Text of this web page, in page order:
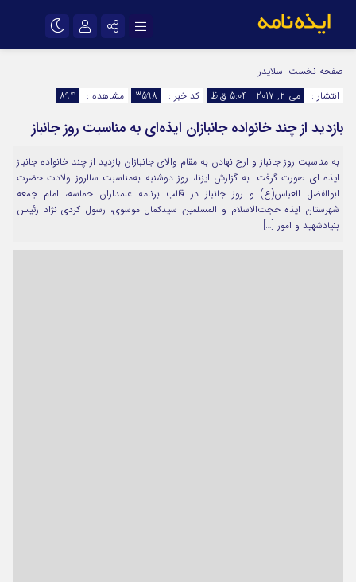
اینستاگرام
سروش
ایتا
آپارات
اپلیکیشن رمز عبور
مرا به خاطر بسپار
صفحه نخست اسلایدر
انتشار :
می 2, 2017 - 5:04 ق.ظ کد خبر : 3598 مشاهده : 894
بازدید از چند خانواده جانبازان ایذه‌ای به مناسبت روز جانباز
به مناسبت روز جانباز و ارج نهادن به مقام والای جانبازان بازدید از چند خانواده جانباز
ایذه ای صورت گرفت. به گزارش ایزنا، روز دوشنبه به‌مناسبت سالروز ولادت حضرت
ابوالفضل العباس(ع) و روز جانباز در قالب برنامه علمداران حماسه، امام جمعه
شهرستان ایذه حجت‌الاسلام و المسلمین سیدکمال موسوی، رسول کردی نژاد رئیس
بنیادشهید و امور […]